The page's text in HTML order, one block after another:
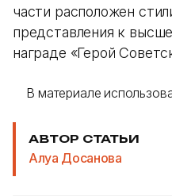
части расположен
представления к
награде «Герой
В материале
АВТОР СТАТЬИ
Алуа Досанова